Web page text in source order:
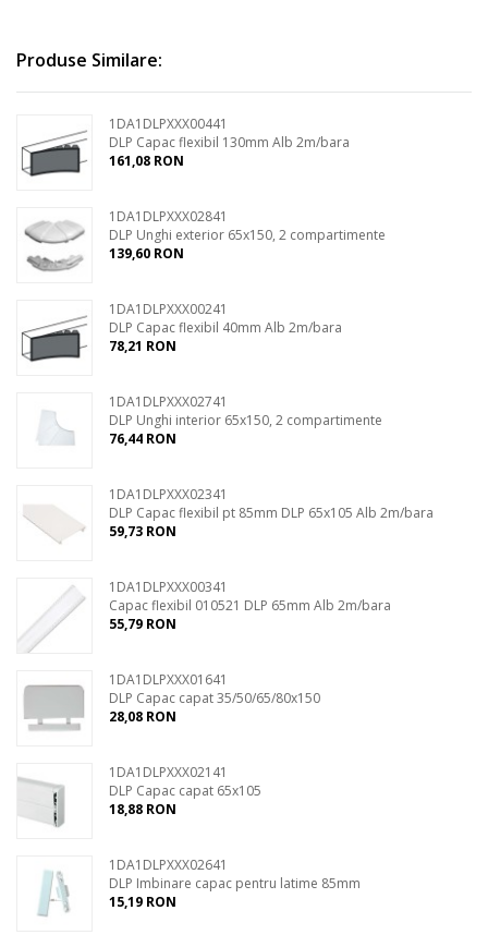
Produse Similare:
1DA1DLPXXX00441
DLP Capac flexibil 130mm Alb 2m/bara
161,08 RON
1DA1DLPXXX02841
DLP Unghi exterior 65x150, 2 compartimente
139,60 RON
1DA1DLPXXX00241
DLP Capac flexibil 40mm Alb 2m/bara
78,21 RON
1DA1DLPXXX02741
DLP Unghi interior 65x150, 2 compartimente
76,44 RON
1DA1DLPXXX02341
DLP Capac flexibil pt 85mm DLP 65x105 Alb 2m/bara
59,73 RON
1DA1DLPXXX00341
Capac flexibil 010521 DLP 65mm Alb 2m/bara
55,79 RON
1DA1DLPXXX01641
DLP Capac capat 35/50/65/80x150
28,08 RON
1DA1DLPXXX02141
DLP Capac capat 65x105
18,88 RON
1DA1DLPXXX02641
DLP Imbinare capac pentru latime 85mm
15,19 RON